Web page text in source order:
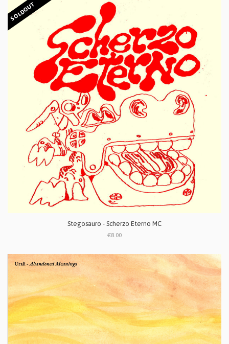
SOLDOUT
Stegosauro - Scherzo Eterno MC
€8.00